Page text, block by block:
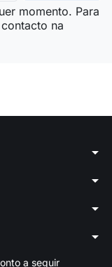
momento. Para
na
arrow_drop_down
arrow_drop_down
arrow_drop_down
arrow_drop_down
a seguir